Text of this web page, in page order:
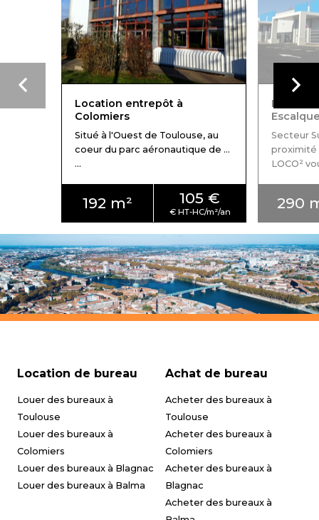
Location entrepôt à
Colomiers
Situé à l'Ouest de Toulouse, au
coeur du parc aéronautique de ...
...
192 m² 105 €
Secteur
proximité
LOCO²
290
Location de bureau
Louer des bureaux à
Toulouse
Louer des bureaux à
Colomiers
Louer des bureaux à Blagnac
Louer des bureaux à Balma
Achat de bureau
Acheter des bureaux à
Toulouse
Acheter des bureaux à
Colomiers
Acheter des bureaux à
Blagnac
Acheter des bureaux à